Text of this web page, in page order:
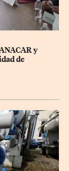
y
de